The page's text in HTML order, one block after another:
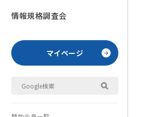
情報規格調査会
マイページ